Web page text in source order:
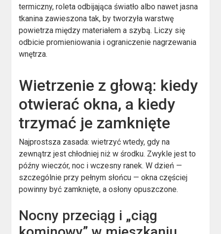
termiczny, roleta odbijająca światło albo nawet jasna
tkanina zawieszona tak, by tworzyła warstwę
powietrza między materiałem a szybą. Liczy się
odbicie promieniowania i ograniczenie nagrzewania
wnętrza.
Wietrzenie z głową: kiedy
otwierać okna, a kiedy
trzymać je zamknięte
Najprostsza zasada: wietrzyć wtedy, gdy na
zewnątrz jest chłodniej niż w środku. Zwykle jest to
późny wieczór, noc i wczesny ranek. W dzień —
szczególnie przy pełnym słońcu — okna częściej
powinny być zamknięte, a osłony opuszczone.
Nocny przeciąg i „ciąg